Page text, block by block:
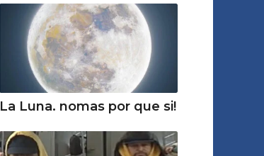
La Luna. nomas por que si!